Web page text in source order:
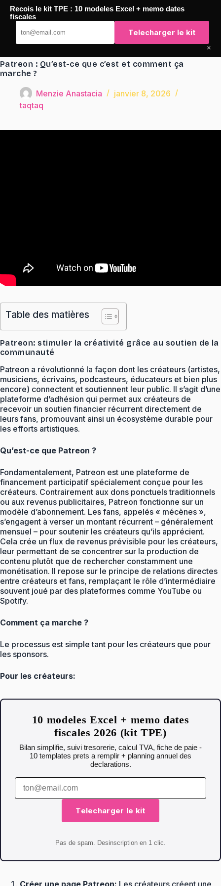
Passer
contenu
TaqTaq
Patreon : Qu’est-ce que c’est et comment ça
marche ?
Menzie Anastacia
janvier 8, 2026
taqtaq
Table des matières
Patreon: stimuler la créativité grâce au soutien de la
communauté
Patreon a révolutionné la façon dont les créateurs (artistes,
musiciens, écrivains, podcasteurs, éducateurs et bien plus
encore) connectent et soutiennent leur public. Il s’agit d’une
plateforme d’adhésion qui permet aux créateurs de
recevoir un soutien financier récurrent directement de
leurs fans, promouvant ainsi un écosystème durable pour
les efforts artistiques.
Qu’est-ce que Patreon ?
Fondamentalement, Patreon est une plateforme de
financement participatif spécialement conçue pour les
créateurs. Contrairement aux dons ponctuels traditionnels
ou aux revenus publicitaires, Patreon fonctionne sur un
modèle d’abonnement. Les fans, appelés « mécènes »,
s’engagent à verser un montant récurrent – ​​généralement
mensuel – pour soutenir les créateurs qu’ils apprécient.
Cela crée un flux de revenus prévisible pour les créateurs,
leur permettant de se concentrer sur la production de
contenu plutôt que de rechercher constamment une
monétisation. Il repose sur le principe de relations directes
entre créateurs et fans, remplaçant le rôle d’intermédiaire
souvent joué par des plateformes comme YouTube ou
Spotify.
Comment ça marche ?
Le processus est simple tant pour les créateurs que pour
les sponsors.
Pour les créateurs:
10 modeles Excel + memo dates
fiscales 2026 (kit TPE)
Bilan simplifie, suivi tresorerie, calcul TVA, fiche de paie -
10 templates prets a remplir + planning annuel des
declarations.
Telecharger le kit
Pas de spam. Desinscription en 1 clic.
Recois le kit TPE : 10 modeles Excel + memo dates
fiscales
Telecharger le kit
×